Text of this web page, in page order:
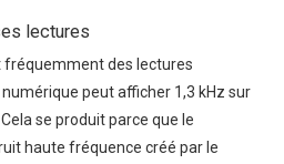
lectures
fréquemment des lectures
peut afficher 1,3 kHz sur
se produit parce que le
haute fréquence créé par le